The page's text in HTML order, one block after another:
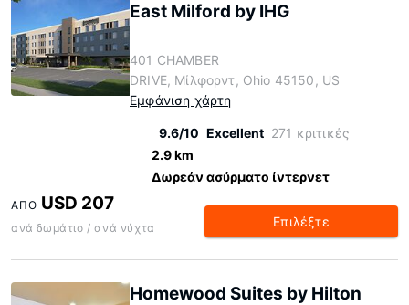
East Milford by IHG
401 CHAMBER
DRIVE, Μίλφορντ, Ohio 45150, US
Εμφάνιση χάρτη
9.6/10 Excellent 271 κριτικές
2.9 km
Δωρεάν ασύρματο ίντερνετ
ΑΠΌ USD 207
ανά δωμάτιο / ανά νύχτα Επιλέξτε
Homewood Suites by Hilton